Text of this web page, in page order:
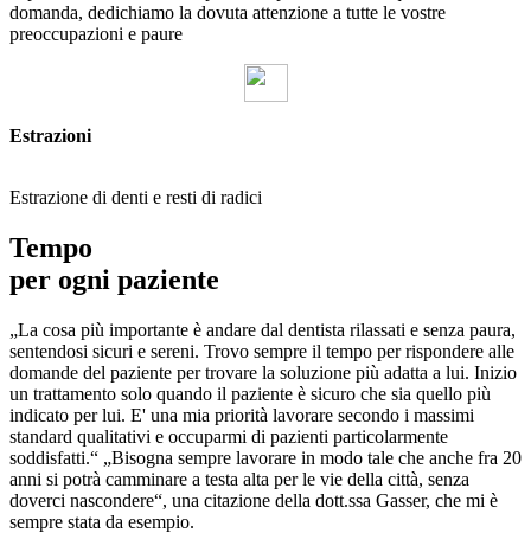
domanda, dedichiamo la dovuta attenzione a tutte le vostre
preoccupazioni e paure
Estrazioni
Estrazione di denti e resti di radici
Tempo
per ogni paziente
„La cosa più importante è andare dal dentista rilassati e senza paura,
sentendosi sicuri e sereni. Trovo sempre il tempo per rispondere alle
domande del paziente per trovare la soluzione più adatta a lui. Inizio
un trattamento solo quando il paziente è sicuro che sia quello più
indicato per lui. E' una mia priorità lavorare secondo i massimi
standard qualitativi e occuparmi di pazienti particolarmente
soddisfatti.“ „Bisogna sempre lavorare in modo tale che anche fra 20
anni si potrà camminare a testa alta per le vie della città, senza
doverci nascondere“, una citazione della dott.ssa Gasser, che mi è
sempre stata da esempio.